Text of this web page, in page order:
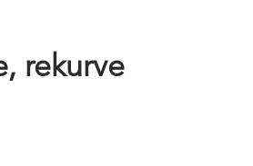
rekurve